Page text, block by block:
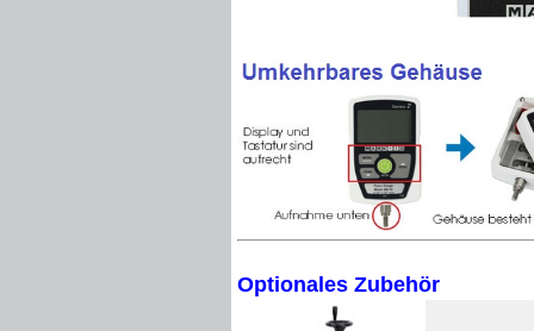
Optionales Zubehör